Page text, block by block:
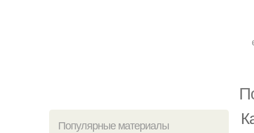
Популярные материалы